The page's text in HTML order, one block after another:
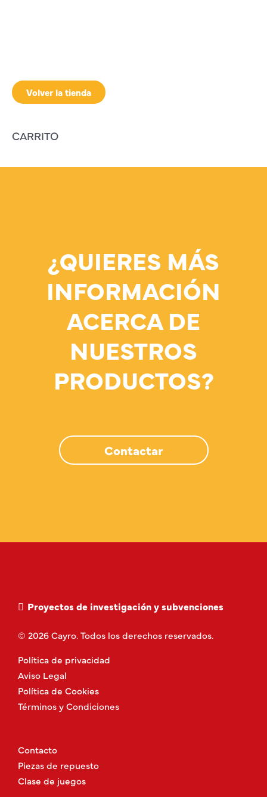
Volver la tienda
CARRITO
¿QUIERES MÁS
INFORMACIÓN
ACERCA DE
NUESTROS
PRODUCTOS?
Contactar
Proyectos de investigación y subvenciones
© 2026 Cayro. Todos los derechos reservados.
Política de privacidad
Aviso Legal
Política de Cookies
Términos y Condiciones
Contacto
Piezas de repuesto
Clase de juegos